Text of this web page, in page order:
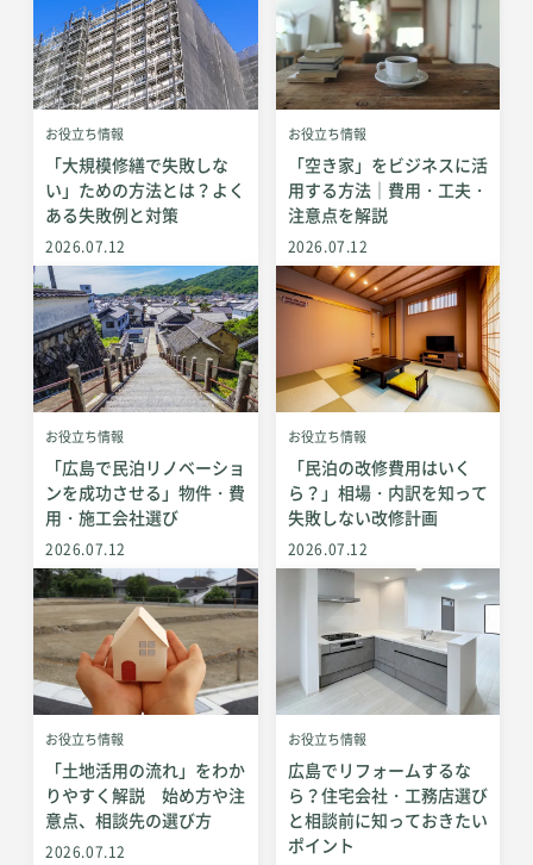
お役立ち情報
2026.07.12
「大規模修繕で失敗しな
い」ための方法とは？よく
ある失敗例と対策
お役立ち情報
2026.07.12
「空き家」をビジネスに活
用する方法｜費用・工夫・
注意点を解説
お役立ち情報
2026.07.12
「広島で民泊リノベーショ
ンを成功させる」物件・費
用・施工会社選び
お役立ち情報
2026.07.12
「民泊の改修費用はいく
ら？」相場・内訳を知って
失敗しない改修計画
お役立ち情報
2026.07.12
「土地活用の流れ」をわか
りやすく解説 始め方や注
意点、相談先の選び方
お役立ち情報
広島でリフォームするな
ら？住宅会社・工務店選び
と相談前に知っておきたい
ポイント